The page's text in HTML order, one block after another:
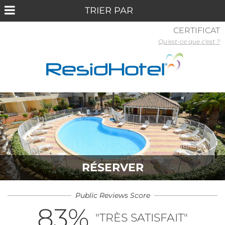
RÉSERVER
Public Reviews Score
83% "TRÈS SATISFAIT"
CERTIFICAT
Qu'est-ce que c'est ?